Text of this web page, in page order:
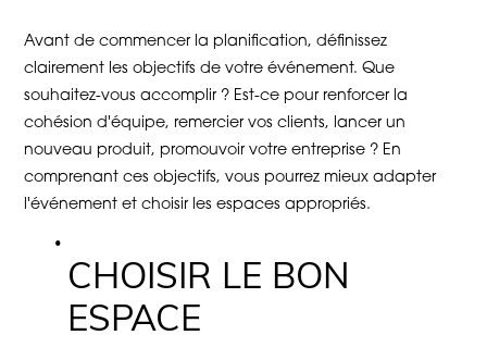
Avant de commencer la planification, définissez
clairement les objectifs de votre événement. Que
souhaitez-vous accomplir ? Est-ce pour renforcer la
cohésion d'équipe, remercier vos clients, lancer un
nouveau produit, promouvoir votre entreprise ? En
comprenant ces objectifs, vous pourrez mieux adapter
l'événement et choisir les espaces appropriés.
CHOISIR LE BON
ESPACE